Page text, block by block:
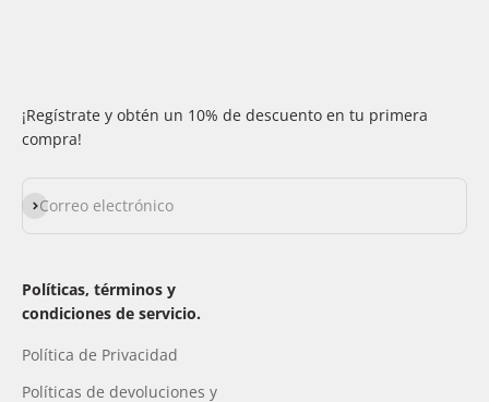
¡Regístrate y obtén un 10% de descuento en tu primera
compra!
Correo electrónico
Suscribirse
Políticas, términos y
condiciones de servicio.
Política de Privacidad
Políticas de devoluciones y